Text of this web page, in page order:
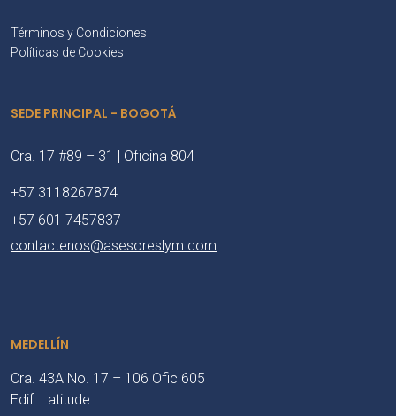
Términos y Condiciones
Políticas de Cookies
SEDE PRINCIPAL - BOGOTÁ
Cra. 17 #89 – 31 | Oficina 804
+57 3118267874
+57 601 7457837
contactenos@asesoreslym.com
MEDELLÍN
Cra. 43A No. 17 – 106 Ofic 605
Edif. Latitude